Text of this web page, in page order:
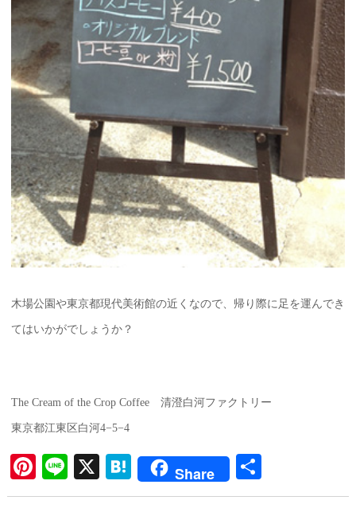
木場公園や東京都現代美術館の近くなので、帰り際に足を運んでき
てはいかがでしょうか？
The Cream of the Crop Coffee 清澄白河ファクトリー
東京都江東区白河4−5−4
Pi
nt
Li
ne
X
H
at
Share
有